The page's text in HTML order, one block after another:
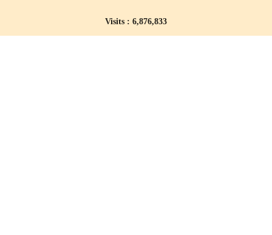
Visits : 6,876,833